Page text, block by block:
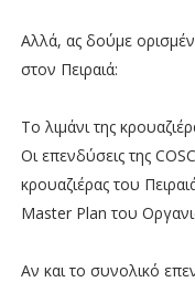
Αλλά, ας δούμε
στον Πειραιά:
Το λιμάνι της
Οι επενδύσεις της
κρουαζιέρας του
Master Plan του
Αν και το συνολικό